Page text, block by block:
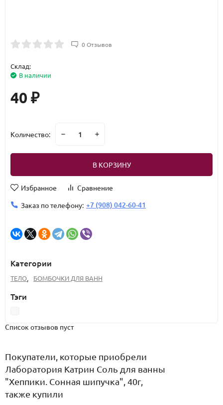
0 Отзывов
Склад:
В наличии
40 ₽
Количество:
В КОРЗИНУ
Избранное
Сравнение
Заказ по телефону: +7 (908) 042-60-41
Категории
ТЕЛО, БОМБОЧКИ ДЛЯ ВАНН
Тэги
Список отзывов пуст
Покупатели, которые приобрели
Лаборатория Катрин Соль для ванны
"Хеппики. Сонная шипучка", 40г,
также купили